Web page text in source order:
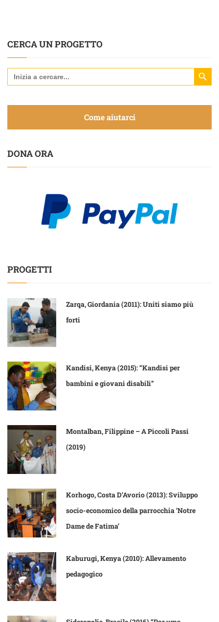
CERCA UN PROGETTO
Search
for:
Search
Come aiutarci
DONA ORA
PROGETTI
Zarqa, Giordania (2011): Uniti siamo più
forti
Kandisi, Kenya (2015): “Kandisi per
bambini e giovani disabili”
Montalban, Filippine – A Piccoli Passi
(2019)
Korhogo, Costa D’Avorio (2013): Sviluppo
socio-economico della parrocchia ‘Notre
Dame de Fatima’
Kaburugi, Kenya (2010): Allevamento
pedagogico